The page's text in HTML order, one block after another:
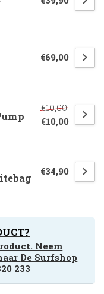
€69,00
€10,00
€10,00
€34,90
Neem
De Surfshop
233